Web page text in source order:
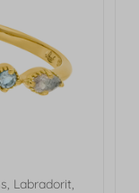
Labradorit,